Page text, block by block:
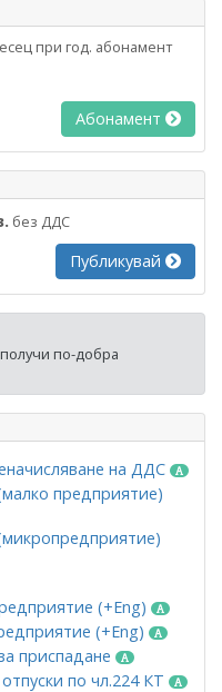
при год. абонамент
Абонамент
без ДДС
Публикувай
по-добра
на ДДС
предприятие)
(+Eng)
(+Eng)
приспадане
по чл.224 КТ